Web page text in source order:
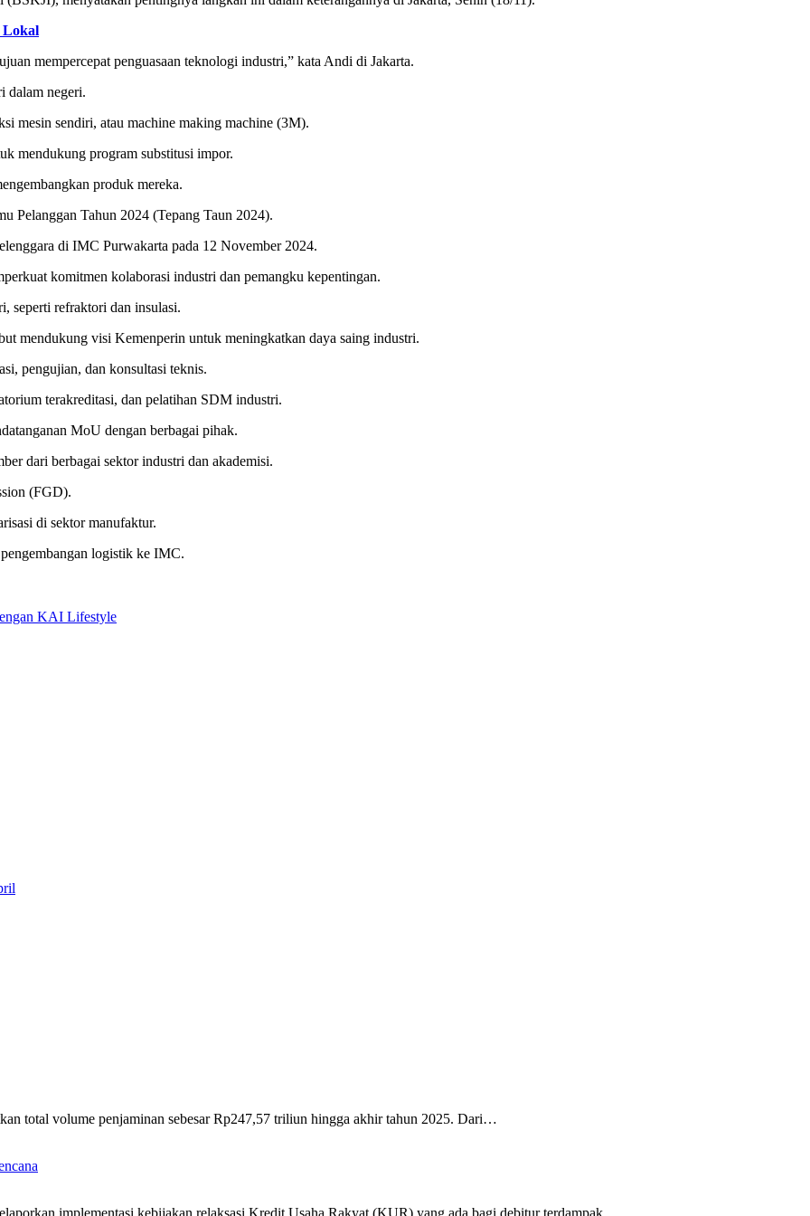
Lokal
mempercepat penguasaan teknologi industri,” kata Andi di Jakarta.
dalam negeri.
mesin sendiri, atau machine making machine (3M).
mendukung program substitusi impor.
produk mereka.
Pelanggan Tahun 2024 (Tepang Taun 2024).
di IMC Purwakarta pada 12 November 2024.
komitmen kolaborasi industri dan pemangku kepentingan.
seperti refraktori dan insulasi.
mendukung visi Kemenperin untuk meningkatkan daya saing industri.
pengujian, dan konsultasi teknis.
terakreditasi, dan pelatihan SDM industri.
MoU dengan berbagai pihak.
dari berbagai sektor industri dan akademisi.
(FGD).
di sektor manufaktur.
logistik ke IMC.
KAI Lifestyle
total volume penjaminan sebesar Rp247,57 triliun hingga akhir tahun 2025. Dari…